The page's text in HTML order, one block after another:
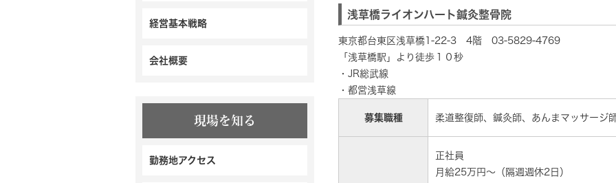
浅草橋ライオンハート鍼灸整骨院
東京都台東区浅草橋1-22-3 4階 03-5829-4769
「浅草橋駅」より徒歩１０秒
・JR総武線
・都営浅草線
募集職種 柔道整復師、鍼灸師、あんまマッサージ
正社員
月給25万円～（隔週週休2日）
経営基本戦略
会社概要
現場を知る
勤務地アクセス